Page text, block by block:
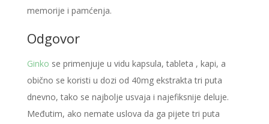
memorije i pamćenja.
Odgovor
Ginko se primenjuje u vidu kapsula, tableta , kapi, a
obično se koristi u dozi od 40mg ekstrakta tri puta
dnevno, tako se najbolje usvaja i najefiksnije deluje.
Međutim, ako nemate uslova da ga pijete tri puta